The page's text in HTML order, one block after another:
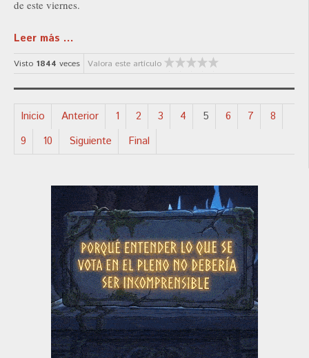
de este viernes.
Leer más ...
Visto 1844 veces Valora este artículo
Inicio Anterior 1 2 3 4 5 6 7
8
9
10 Siguiente Final